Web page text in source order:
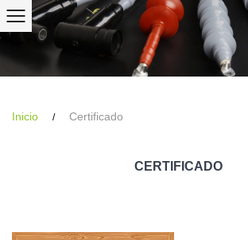
Inicio / Certificado
CERTIFICADO